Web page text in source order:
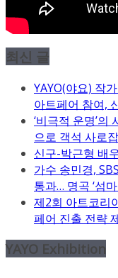
최신 글
YAYO(야요) 작
아트페어 참여,
‘비극적 운명’의
으로 객석 사로
신구-박근형 배
가수 송민경,
통과… 명곡 ‘섬
제2회 아트코리
페어 진출 전략
YAYO Exhibition